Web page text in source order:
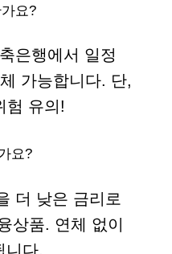
요?
은행에서 일정
가능합니다. 단,
험 유의!
요?
더 낮은 금리로
상품. 연체 없이
니다.